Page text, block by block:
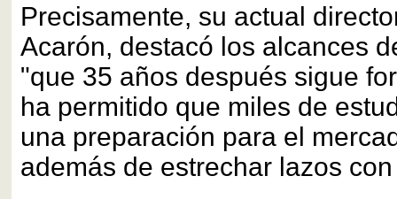
Precisamente, su actual
Acarón, destacó los alcances
"que 35 años después sigue
ha permitido que miles de
una preparación para el
además de estrechar lazos